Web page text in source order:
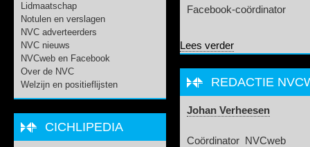
Facebook-coördinator
Lees verder
REDACTIE
Johan Verheesen
Coördinator NVCweb
Lidmaatschap
Notulen en verslagen
NVC adverteerders
NVC nieuws
NVCweb en Facebook
Over de NVC
Welzijn en positieflijsten
CICHLIPEDIA